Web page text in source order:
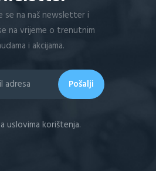
se na naš newsletter i
na vrijeme o trenutnim
i akcijama.
uslovima korištenja.